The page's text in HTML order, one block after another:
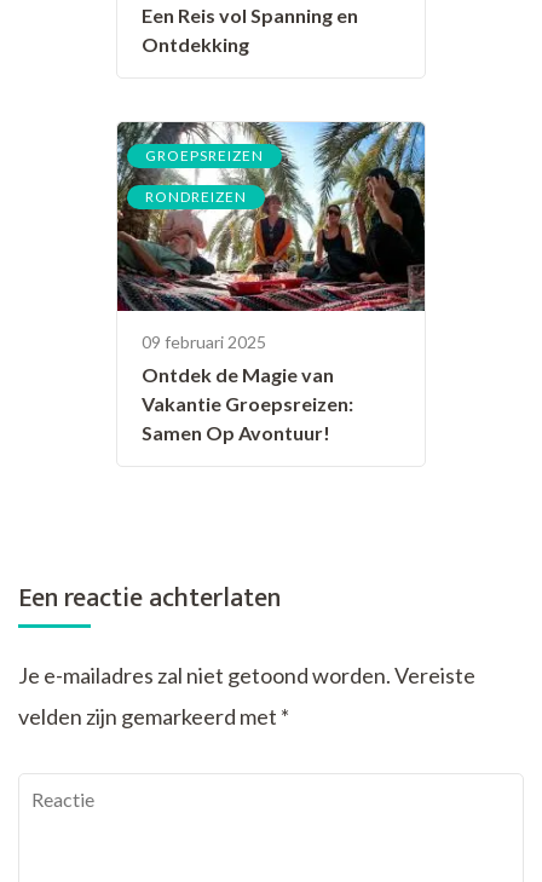
Een Reis vol Spanning en
Ontdekking
GROEPSREIZEN ,
RONDREIZEN
09 februari 2025
Ontdek de Magie van
Vakantie Groepsreizen:
Samen Op Avontuur!
Een reactie achterlaten
Je e-mailadres zal niet getoond worden.Vereiste
velden zijn gemarkeerd met *
Reactie